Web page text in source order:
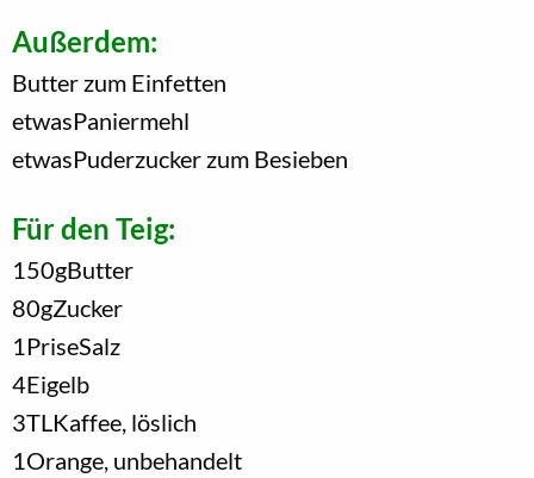
Außerdem:
Butter zum Einfetten
etwasPaniermehl
etwasPuderzucker zum Besieben
Für den Teig:
150gButter
80gZucker
1 PriseSalz
4Eigelb
3TL Kaffee, löslich
1 Orange, unbehandelt